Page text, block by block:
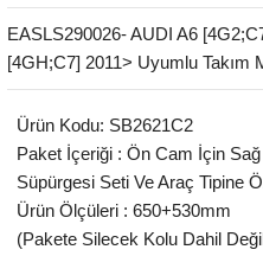
EASLS290026- AUDI A6
[4GH;C7] 2011> Uyumlu Takım
Ürün Kodu: SB2621C2
Paket İçeriği : Ön Cam İçin
Süpürgesi Seti Ve Araç Tipine
Ürün Ölçüleri : 650+530mm
(Pakete Silecek Kolu Dahil